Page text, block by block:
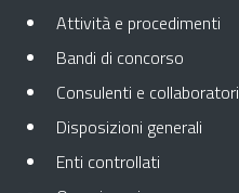
Attività e procedimenti
Bandi di concorso
Consulenti e collaboratori
Disposizioni generali
Enti controllati